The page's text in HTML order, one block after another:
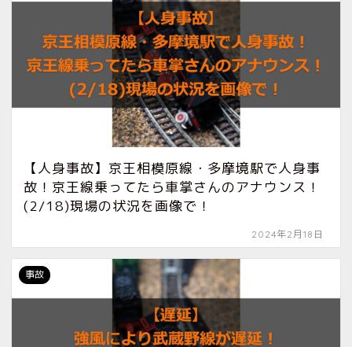
【人身事故】京王相模原線・多摩境駅で人身事
故！京王線乗ってたら車掌さんのアナウンス！
(2/18)現場の状況を画像で！
2024年2月18日
事故